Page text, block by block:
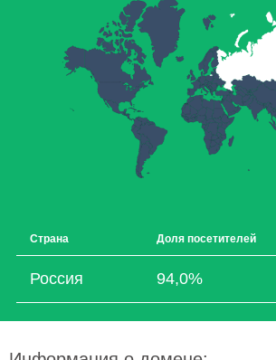
Страна Доля посетителей
Россия 94,0%